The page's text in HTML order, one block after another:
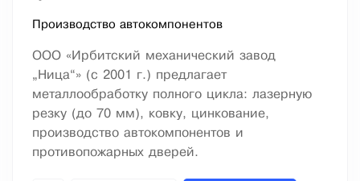
Производство автокомпонентов
ООО «Ирбитский механический завод
„Ница“» (с 2001 г.) предлагает
металлообработку полного цикла: лазерную
резку (до 70 мм), ковку, цинкование,
производство автокомпонентов и
противопожарных дверей.